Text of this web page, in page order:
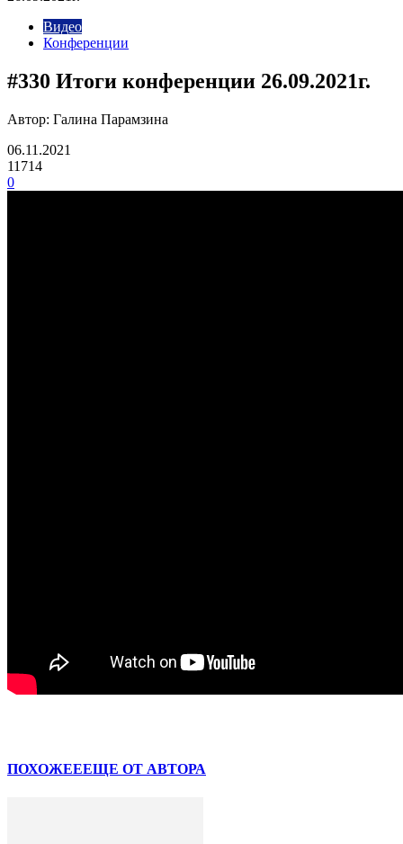
Видео
Конференции
#330 Итоги конференции 26.09.2021г.
Автор: Галина Парамзина
06.11.2021
11714
0
ПОХОЖЕЕЕЩЕ ОТ АВТОРА